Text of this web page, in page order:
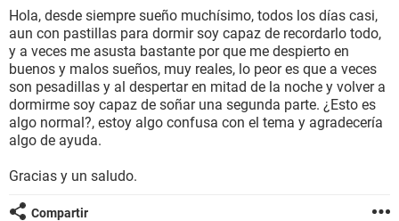
BIENESTAR
SEXUALIDAD
GLOSARIO
Hola, desde siempre sueño muchísimo, todos los días casi,
aun con pastillas para dormir soy capaz de recordarlo todo,
y a veces me asusta bastante por que me despierto en
buenos y malos sueños, muy reales, lo peor es que a veces
son pesadillas y al despertar en mitad de la noche y volver a
dormirme soy capaz de soñar una segunda parte. ¿Esto es
algo normal?, estoy algo confusa con el tema y agradecería
algo de ayuda.
Gracias y un saludo.
Compartir